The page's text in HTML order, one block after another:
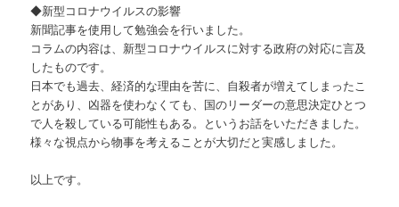
​◆新型コロナウイルスの影響
新聞記事を使用して勉強会を行いました。
コラムの内容は、新型コロナウイルスに対する政府の対応に言及
したものです。
日本でも過去、経済的な理由を苦に、自殺者が増えてしまったこ
とがあり、凶器を使わなくても、国のリーダーの意思決定ひとつ
で人を殺している可能性もある。というお話をいただきました。
様々な視点から物事を考えることが大切だと実感しました。​
以上です。